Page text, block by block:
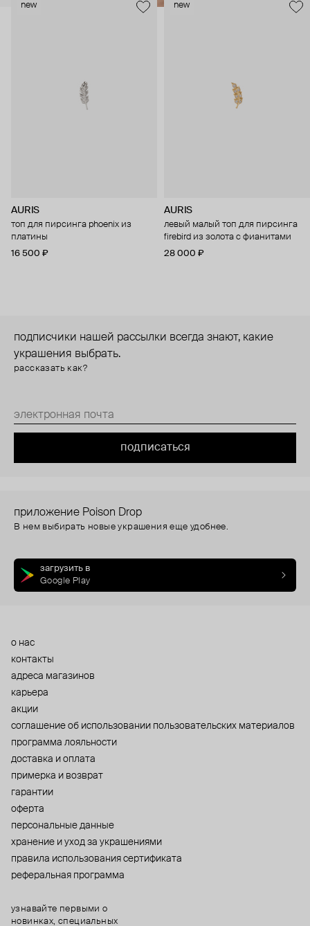
new
AURIS
топ для пирсинга phoenix из
платины
16 500 ₽
new
AURIS
левый малый топ для пирсинга
firebird из золота с фианитами
28 000 ₽
подписчики нашей рассылки всегда знают, какие
украшения выбрать.
рассказать как?
подписаться
приложение Poison Drop
В нем выбирать новые украшения еще удобнее.
загрузить в
Google Play
о нас
контакты
адреса магазинов
карьера
акции
cоглашение об использовании пользовательских материалов
программа лояльности
доставка и оплата
примерка и возврат
гарантии
оферта
персональные данные
хранение и уход за украшениями
правила использования сертификата
реферальная программа
узнавайте первыми о
новинках, специальных